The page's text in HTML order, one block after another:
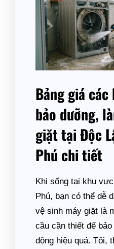
Bảng giá các
bảo dưỡng,
giặt tại Độc
Phú chi tiết
Khi sống tại khu
Phú, bạn có thể dễ
vệ sinh máy giặt là
cầu cần thiết để
động hiệu quả. Tôi,